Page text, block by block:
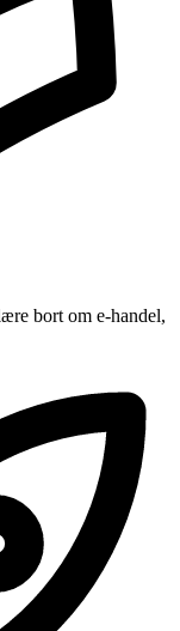
bort om e-handel,